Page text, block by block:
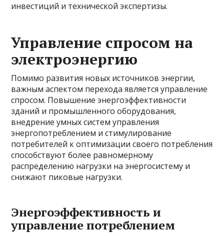
инвестиций и технической экспертизы.
Управление спросом на
электроэнергию
Помимо развития новых источников энергии,
важным аспектом перехода является управление
спросом. Повышение энергоэффективности
зданий и промышленного оборудования,
внедрение умных систем управления
энергопотреблением и стимулирование
потребителей к оптимизации своего потребления
способствуют более равномерному
распределению нагрузки на энергосистему и
снижают пиковые нагрузки.
Энергоэффективность и
управление потреблением